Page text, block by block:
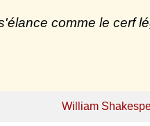
comme le cerf
William